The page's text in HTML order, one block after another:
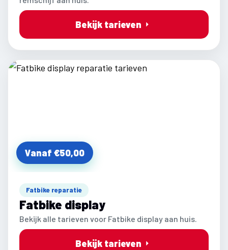
Bekijk tarieven
Vanaf €50,00
Fatbike reparatie
Fatbike display
Bekijk alle tarieven voor Fatbike display aan huis.
Bekijk tarieven